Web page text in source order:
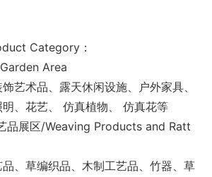
Category：
Area
艺术品、露天休闲设施、户外家具、
明、花艺、 仿真植物、 仿真花等
展区/Weaving Products and Ratt
、草编织品、木制工艺品、竹器、草